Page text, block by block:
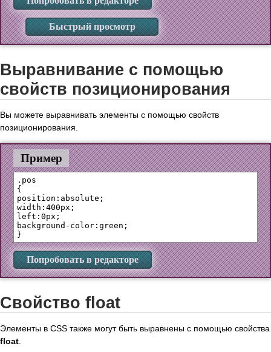
Быстрый просмотр
Выравнивание с помощью
свойств позиционирования
Вы можете выравнивать элементы с помощью свойств
позиционирования.
Пример
.pos
{
position:absolute;
width:400px;
left:0px;
background-color:green;
Попробовать в редакторе
Свойство float
Элементы в CSS также могут быть выравнены с помощью свойства
float